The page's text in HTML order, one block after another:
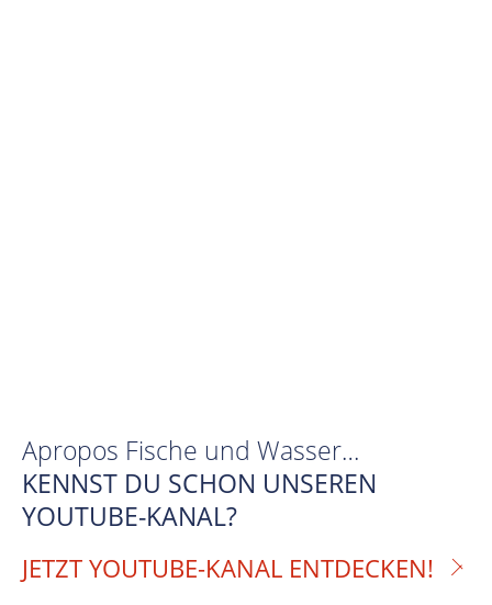
Apropos Fische und Wasser…
KENNST DU SCHON UNSEREN
YOUTUBE-KANAL?
JETZT YOUTUBE-KANAL ENTDECKEN!